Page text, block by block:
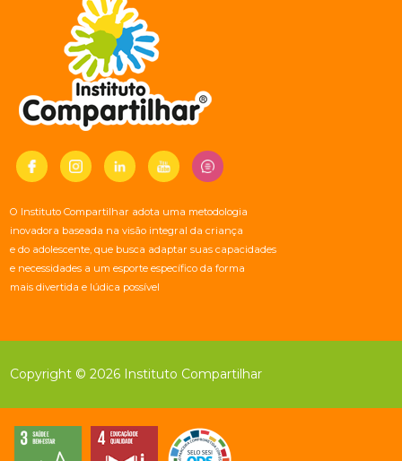
O Instituto Compartilhar adota uma metodologia
inovadora baseada na visão integral da criança
e do adolescente, que busca adaptar suas capacidades
e necessidades a um esporte específico da forma
mais divertida e lúdica possível
Copyright © 2026 Instituto Compartilhar